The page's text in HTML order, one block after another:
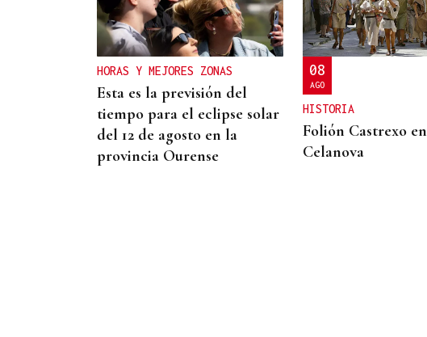
Una nueva tecnología
utiliza la IA para optimizar
cultivos
HORAS Y MEJORES ZONAS
Esta es la previsión del
tiempo para el eclipse solar
del 12 de agosto en la
provincia Ourense
08
AGO
HISTORIA
Folión Castrexo en
Celanova